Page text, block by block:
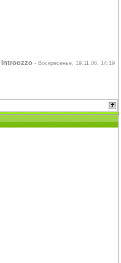
Introozzo - Воскресенье, 19.11.06, 14:19